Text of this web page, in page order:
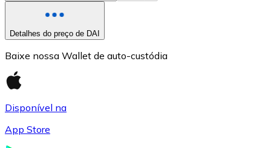
Detalhes do preço de DAI
Baixe nossa Wallet de auto-custódia
Disponível na
App Store